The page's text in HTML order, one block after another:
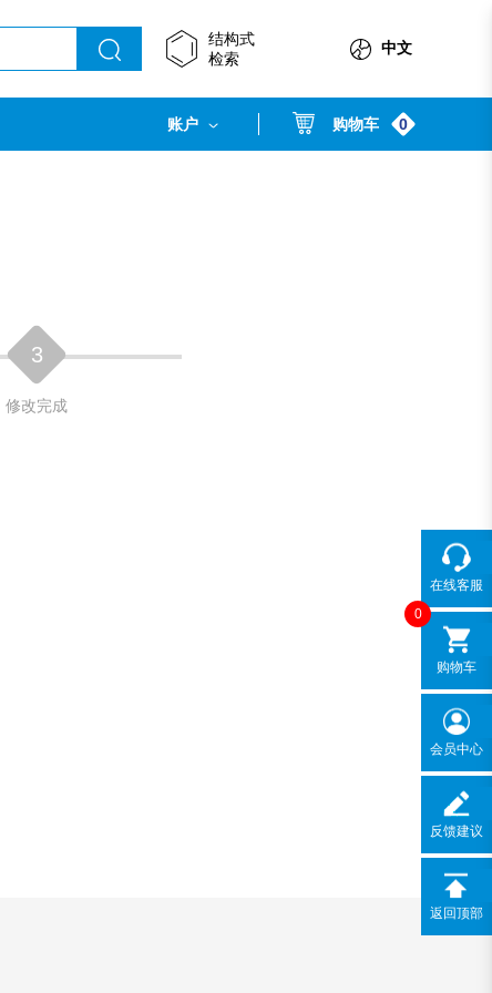
结构式
检索
中文
账户 购物车 0
3
修改完成
在线客服
0
购物车
会员中心
反馈建议
返回顶部